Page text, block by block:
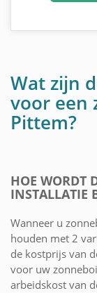
Wat zijn
voor een
Pittem?
HOE WORDT
INSTALLATIE
Wanneer u
houden met 2
de kostprijs van
voor uw
arbeidskost van